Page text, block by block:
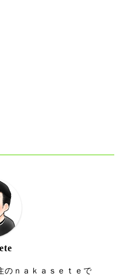
のｎａｋａｓｅｔｅで